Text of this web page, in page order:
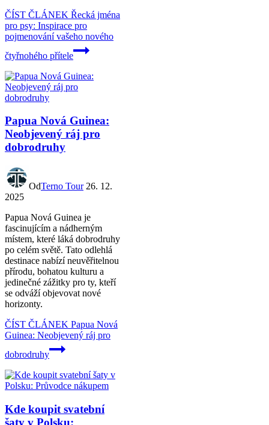
ČÍST ČLÁNEK Řecká jména
pro psy: Inspirace pro
pojmenování vašeho nového
čtyřnohého přítele
Papua Nová Guinea:
Neobjevený ráj pro
dobrodruhy
OdTerno Tour 26. 12.
2025
Papua Nová Guinea je
fascinujícím a nádherným
místem, které láká dobrodruhy
po celém světě. Tato odlehlá
destinace nabízí neuvěřitelnou
přírodu, bohatou kulturu a
jedinečné zážitky pro ty, kteří
se odváží objevovat nové
horizonty.
ČÍST ČLÁNEK Papua Nová
Guinea: Neobjevený ráj pro
dobrodruhy
Kde koupit svatební
šaty v Polsku: